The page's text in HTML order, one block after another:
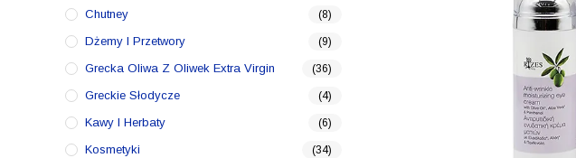
Chutney (8)
Dżemy I Przetwory (9)
Grecka Oliwa Z Oliwek Extra Virgin (36)
Greckie Słodycze (4)
Kawy I Herbaty (6)
Kosmetyki (34)